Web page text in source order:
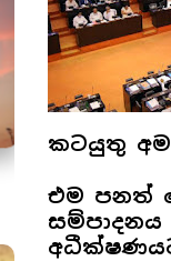
කටයුතු
එම පනත්